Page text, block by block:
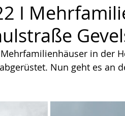
I
in der
Nun geht es an